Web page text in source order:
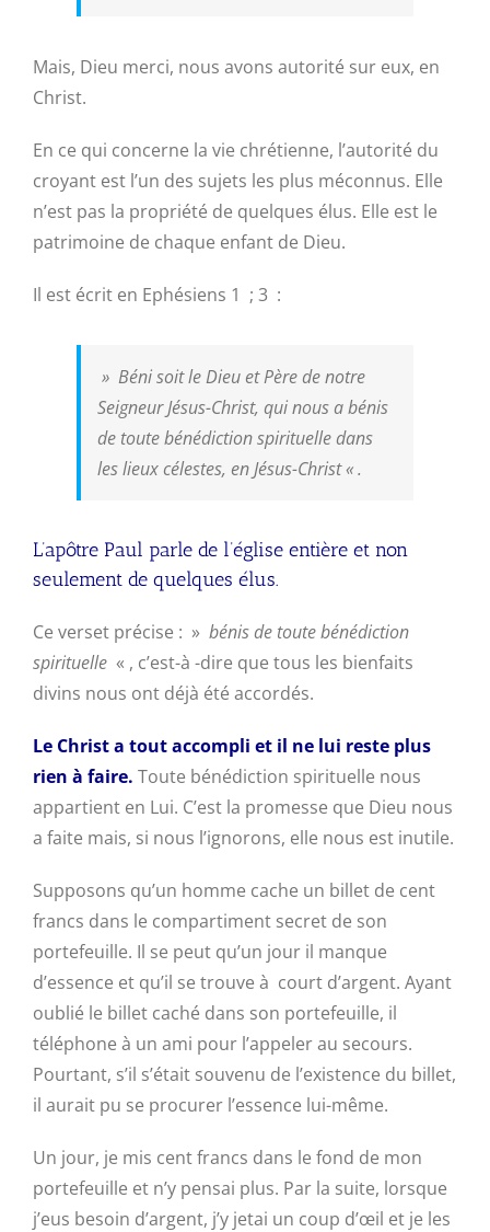
Mais, Dieu merci, nous avons autorité sur eux, en
Christ.
En ce qui concerne la vie chrétienne, l’autorité du
croyant est l’un des sujets les plus méconnus. Elle
n’est pas la propriété de quelques élus. Elle est le
patrimoine de chaque enfant de Dieu.
Il est écrit en Ephésiens 1 ; 3 :
» Béni soit le Dieu et Père de notre
Seigneur Jésus-Christ, qui nous a bénis
de toute bénédiction spirituelle dans
les lieux célestes, en Jésus-Christ « .
L’apôtre Paul parle de l’église entière et non
seulement de quelques élus.
Ce verset précise : » bénis de toute bénédiction
spirituelle « , c’est-à -dire que tous les bienfaits
divins nous ont déjà été accordés.
Le Christ a tout accompli et il ne lui reste plus
rien à faire. Toute bénédiction spirituelle nous
appartient en Lui. C’est la promesse que Dieu nous
a faite mais, si nous l’ignorons, elle nous est inutile.
Supposons qu’un homme cache un billet de cent
francs dans le compartiment secret de son
portefeuille. Il se peut qu’un jour il manque
d’essence et qu’il se trouve à court d’argent. Ayant
oublié le billet caché dans son portefeuille, il
téléphone à un ami pour l’appeler au secours.
Pourtant, s’il s’était souvenu de l’existence du billet,
il aurait pu se procurer l’essence lui-même.
Un jour, je mis cent francs dans le fond de mon
portefeuille et n’y pensai plus. Par la suite, lorsque
j’eus besoin d’argent, j’y jetai un coup d’œil et je les